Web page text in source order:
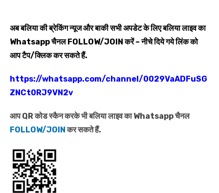
अब बलिया की ब्रेकिंग न्यूज और बाकी सभी अपडेट के लिए बलिया लाइव का
WhatsappचैनलFOLLOW/JOINकरें – नीचे दिये गये लिंक को
आप टैप/क्लिक कर सकते हैं.
https://whatsapp.com/channel/0029VaADFuSG
ZNCt0RJ9VN2v
आप QR कोड स्कैन करके भी बलिया लाइव का Whatsapp चैनल
FOLLOW/JOINकर सकते हैं.